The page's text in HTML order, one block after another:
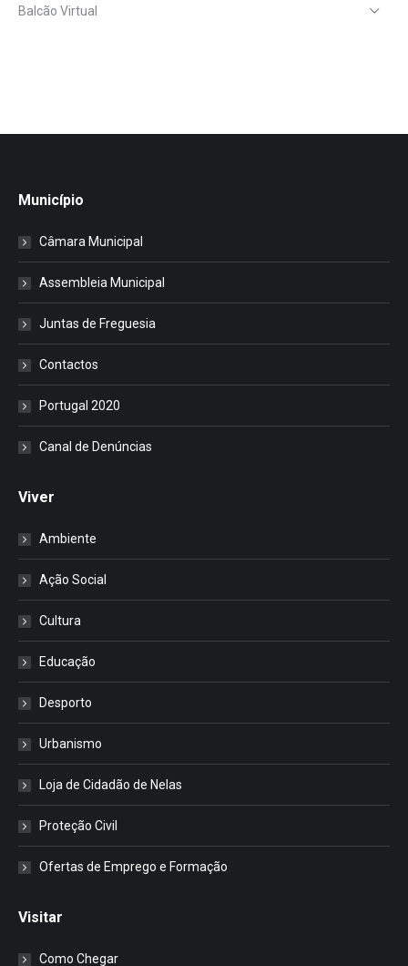
Balcão Virtual
Município
Câmara Municipal
Assembleia Municipal
Juntas de Freguesia
Contactos
Portugal 2020
Canal de Denúncias
Viver
Ambiente
Ação Social
Cultura
Educação
Desporto
Urbanismo
Loja de Cidadão de Nelas
Proteção Civil
Ofertas de Emprego e Formação
Visitar
Como Chegar